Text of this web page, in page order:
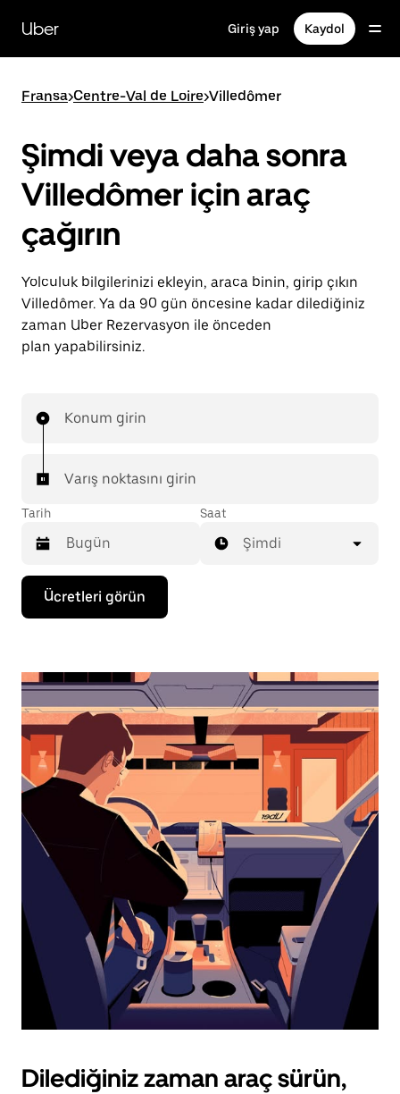
içeriğe
gidinUber Giriş yap Kaydol
Fransa>Centre-Val de Loire>Villedômer
Şimdi veya daha sonra
Villedômer için araç
çağırın
Yolculuk bilgilerinizi ekleyin, araca binin, girip çıkın
Villedômer. Ya da 90 gün öncesine kadar dilediğiniz
zaman Uber Rezervasyon ile önceden
plan yapabilirsiniz.
Konum girin
Varış noktasını girin
Tarih
Takvimle
etkileşime
geçmek
seçmek
aşağı
ok
tuşuna
basın.
Takvimi
kapatmak
için
escape
tuşuna
basın.
Saat
Şimdi
Ücretleri görün
Dilediğiniz zaman araç sürün,